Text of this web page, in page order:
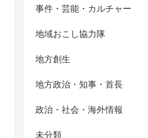
事件・芸能・カルチャー
地域おこし協力隊
地方創生
地方政治・知事・首長
政治・社会・海外情報
未分類